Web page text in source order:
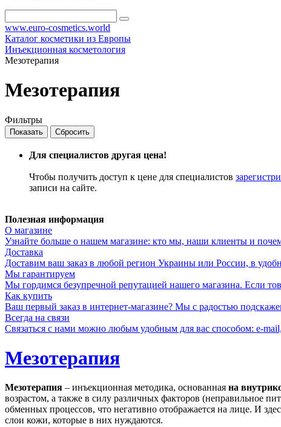
www.euro-cosmetics.world
Каталог косметики из Европы
Инъекционная косметология
Мезотерапия
Мезотерапия
Фильтры
Для специалистов другая цена!
Чтобы получить доступ к цене для специалистов
записи на сайте.
Полезная информация
О магазине
Узнайте больше о нашем магазине: кто мы, наши клиенты и
Доставка
Доставим ваш заказ в любой регион Украины или России, в
Мы гарантируем
Мы гордимся безупречной репутацией нашего магазина. Если
Как купить
Ваш первый заказ в интернет-магазине? Мы с радостью
Всегда на связи
Связаться с нами можно любым удобным для вас способом: e-
Мезотерапия
Мезотерапия – инъекционная методика, основанная на
возрастом, а также в силу различных факторов (неправильное
обменных процессов, что негативно отображается на лице. И
слои кожи, которые в них нуждаются.